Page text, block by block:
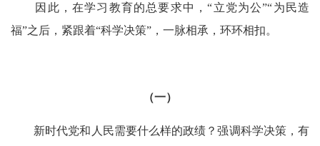
因此，在学习教育的总要求中，“立党为公”“为民造
福”之后，紧跟着“科学决策”，一脉相承，环环相扣。
（一）
新时代党和人民需要什么样的政绩？强调科学决策，有